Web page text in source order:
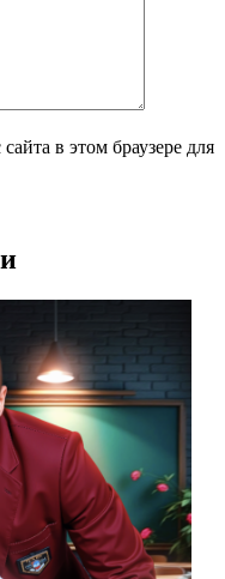
в этом браузере для